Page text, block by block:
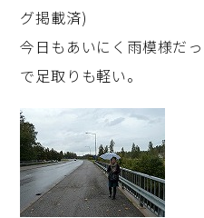
グ掲載済)
今日もあいにく雨模様だ
で足取りも軽い。